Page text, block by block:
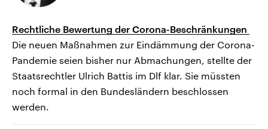
Rechtliche Bewertung der Corona-Beschränkungen
Die neuen Maßnahmen zur Eindämmung der Corona-
Pandemie seien bisher nur Abmachungen, stellte der
Staatsrechtler Ulrich Battis im Dlf klar. Sie müssten
noch formal in den Bundesländern beschlossen
werden.